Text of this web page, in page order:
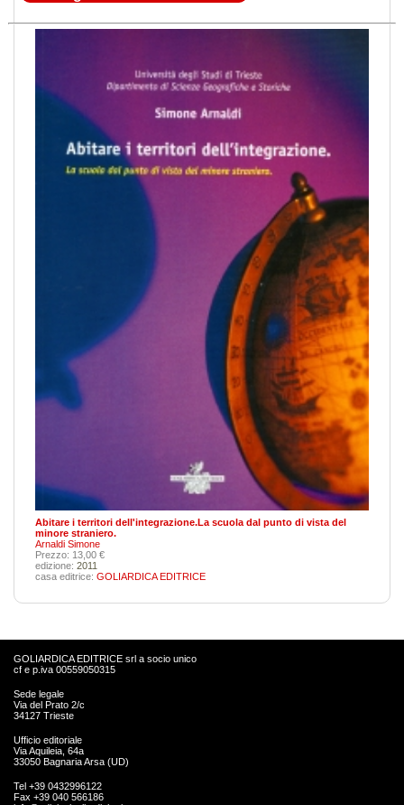
Abitare i territori dell'integrazione.La scuola dal punto di vista del
minore straniero.
Arnaldi Simone
Prezzo: 13,00 €
edizione: 2011
casa editrice: GOLIARDICA EDITRICE
GOLIARDICA EDITRICE srl a socio unico
cf e p.iva 00559050315
Sede legale
Via del Prato 2/c
34127 Trieste
Ufficio editoriale
Via Aquileia, 64a
33050 Bagnaria Arsa (UD)
Tel +39 0432996122
Fax +39 040 566186